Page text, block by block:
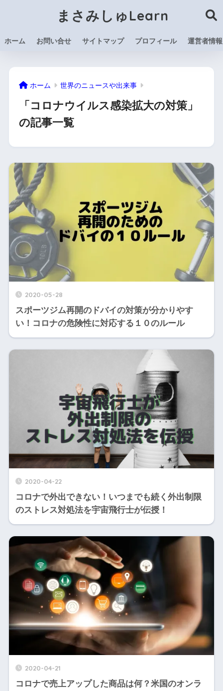
まさみしゅLearn
ホーム お問い合せ サイトマップ プロフィール 運営者情報
ホーム 世界のニュースや出来事
「コロナウイルス感染拡大の対策」
の記事一覧
2020-05-28
スポーツジム再開のドバイの対策が分かりやす
い！コロナの危険性に対応する１０のルール
2020-04-22
コロナで外出できない！いつまでも続く外出制限
のストレス対処法を宇宙飛行士が伝授！
2020-04-21
コロナで売上アップした商品は何？米国のオンラ